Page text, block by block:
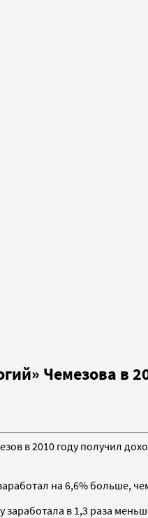
Чемезова в
в 2010 году получил
на 6,6% больше,
заработала в 1,3 раза